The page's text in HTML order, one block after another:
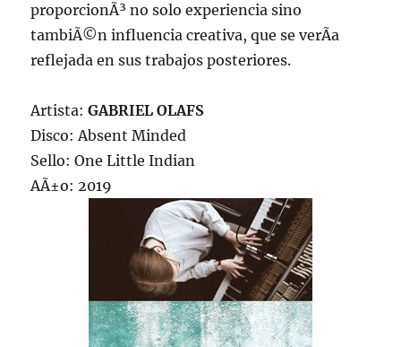
proporcionÃ³ no solo experiencia sino
tambiÃ©n influencia creativa, que se verÃ­a
reflejada en sus trabajos posteriores.
Artista:GABRIEL OLAFS
Disco: Absent Minded
Sello: One Little Indian
AÃ±o: 2019